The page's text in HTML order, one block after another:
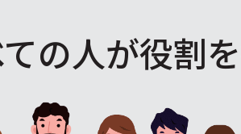
の人が役割を